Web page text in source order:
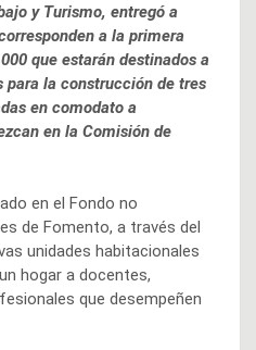
y Turismo, entregó a
a la primera
que estarán destinados a
la construcción de tres
en comodato a
en la Comisión de
en el Fondo no
de Fomento, a través del
unidades habitacionales
hogar a docentes,
que desempeñen